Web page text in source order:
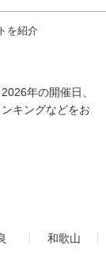
を紹介
年の開催日、
キングなどをお
和歌山